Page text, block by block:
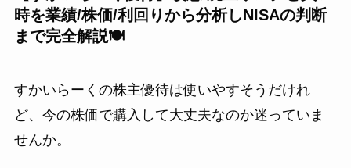
時を業績/株価/利回りから分析しNISAの判断
まで完全解説🍽️
すかいらーくの株主優待は使いやすそうだけれ
ど、今の株価で購入して大丈夫なのか迷っていま
せんか。